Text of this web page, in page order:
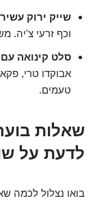
שייק ירוק
וכף זרעי צ'יה.
סלט קינואה
אבוקדו טרי,
טעמים.
שאלות
לדעת על
בואו נצלול לכמה